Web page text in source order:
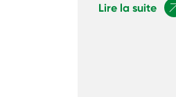
Lire la suite